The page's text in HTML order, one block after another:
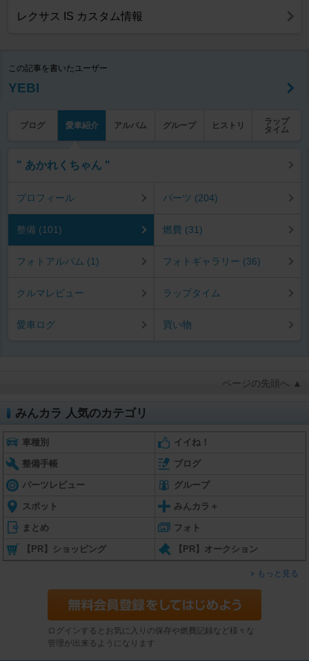
レクサス IS カスタム情報
この記事を書いたユーザー
YEBI
ブログ 愛車紹介 アルバム グループ ヒストリ
ラップ
タイム
" あかれくちゃん "
プロフィール パーツ (204)
整備 (101) 燃費 (31)
フォトアルバム (1) フォトギャラリー (36)
クルマレビュー ラップタイム
愛車ログ 買い物
ページの先頭へ ▲
みんカラ 人気のカテゴリ
車種別 イイね！
整備手帳 ブログ
パーツレビュー グループ
スポット みんカラ＋
まとめ フォト
【PR】ショッピング 【PR】オークション
もっと見る
ログインするとお気に入りの保存や燃費記録など様々な
管理が出来るようになります